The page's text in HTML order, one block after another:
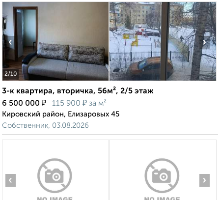
2/10
‹ ›
3-к квартира, вторичка, 56м², 2/5 этаж
6 500 000 ₽ 115 900 ₽ за м²
Кировский район, Елизаровых 45
Собственник, 03.08.2026
‹ ›